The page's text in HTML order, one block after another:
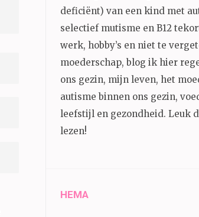
deficiënt) van een kind met
selectief mutisme en B12
werk, hobby’s en niet te
moederschap, blog ik hier
ons gezin, mijn leven, het
autisme binnen ons gezin,
leefstijl en gezondheid. Leuk
lezen!
HEMA